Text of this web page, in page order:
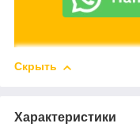
Скрыть
Характеристики